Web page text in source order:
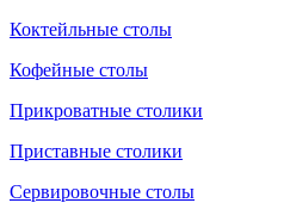
Коктейльные столы
Кофейные столы
Прикроватные столики
Приставные столики
Сервировочные столы